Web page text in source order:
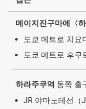
메이지진구마에〈
도쿄 메트로 치요
도쿄 메트로 후쿠
하라주쿠역 동쪽 출
JR 야마노테선（